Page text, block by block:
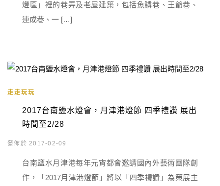
燈區」裡的巷弄及老屋建築，包括魚鱗巷、王爺巷、
連成巷、一 […]
走走玩玩
2017台南鹽水燈會，月津港燈節 四季禮讚 展出
時間至2/28
發佈於 2017-02-09
台南鹽水月津港每年元宵都會邀請國內外藝術團隊創
作，「2017月津港燈節」將以「四季禮讚」為策展主